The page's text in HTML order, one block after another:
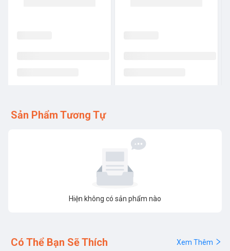
Sản Phẩm Tương Tự
Hiện không có sản phẩm nào
Có Thể Bạn Sẽ Thích Xem Thêm